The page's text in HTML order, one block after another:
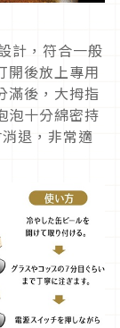
計，符合一般
開後放上專用
滿後，大拇指
泡十分綿密持
退，非常適